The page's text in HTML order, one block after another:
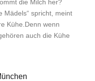
die Milch her?
Mädels“ spricht, meint
Kühe.Denn wenn
auch die Kühe